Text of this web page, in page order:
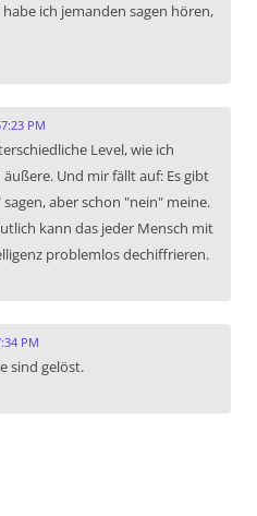
ich jemanden sagen hören,
PM
Level, wie ich
Und mir fällt auf: Es gibt
aber schon "nein" meine.
kann das jeder Mensch mit
problemlos dechiffrieren.
PM
sind gelöst.